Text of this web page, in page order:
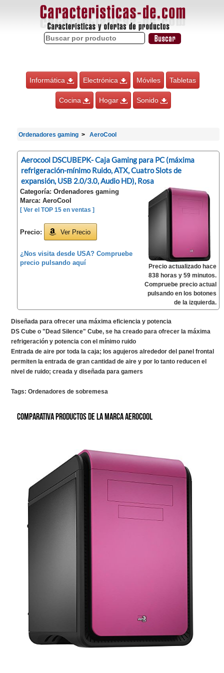
Informática Electrónica Móviles Tabletas
Cocina Hogar Sonido
Ordenadores gaming AeroCool
Aerocool DSCUBEPK- Caja Gaming para PC (máxima
refrigeración-mínimo Ruido, ATX, Cuatro Slots de
expansión, USB 2.0/3.0, Audio HD), Rosa
Categoría: Ordenadores gaming
Marca: AeroCool
[ Ver el TOP 15 en ventas ]
Precio: Ver Precio
¿Nos visita desde USA? Compruebe
precio pulsando aquí
Precio actualizado hace
838 horas y 59 minutos.
Compruebe precio actual
pulsando en los botones
de la izquierda.
Diseñada para ofrecer una máxima eficiencia y potencia
DS Cube o "Dead Silence" Cube, se ha creado para ofrecer la máxima
refrigeración y potencia con el mínimo ruido
Entrada de aire por toda la caja; los agujeros alrededor del panel frontal
permiten la entrada de gran cantidad de aire y por lo tanto reducen el
nivel de ruido; creada y diseñada para gamers
Tags: Ordenadores de sobremesa
Comparativa productos de la marca AeroCool